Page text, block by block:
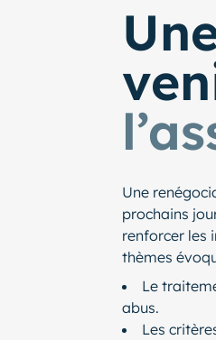
Une
prochains
renforcer les
thèmes
Le
abus.
Les